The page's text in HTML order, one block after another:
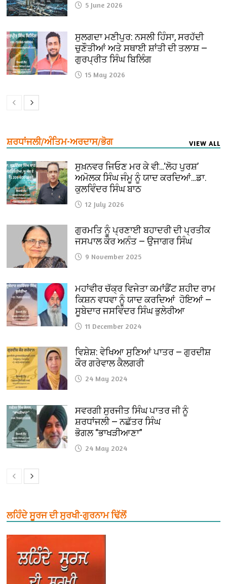
5 June 2026
ਸੁਲਗਦਾ ਮਣੀਪੁਰ: ਨਸਲੀ ਹਿੰਸਾ, ਸਰਹੱਦੀ
ਚੁਣੌਤੀਆਂ ਅਤੇ ਸਥਾਈ ਸ਼ਾਂਤੀ ਦੀ ਤਲਾਸ਼ —
ਗੁਰਪ੍ਰੀਤ ਸਿੰਘ ਬਿਲਿੰਗ
15 May 2026
ਸ਼ਰਧਾਂਜਲੀ/ਅੰਤਿਮ-ਅਰਦਾਸ/ਭੋਗ VIEW ALL
ਸੁਖ਼ਨਵਰ ਜਿਓਣ ਮਰ ਕੇ ਵੀ…‘ਲੋਹ ਪੁਰਸ਼’
ਅਮੋਲਕ ਸਿੰਘ ਜੰਮੂ ਨੂੰ ਯਾਦ ਕਰਦਿਆਂ…ਡਾ.
ਕੁਲਵਿੰਦਰ ਸਿੰਘ ਬਾਠ
12 July 2026
ਗੁਰਮਤਿ ਨੂੰ ਪ੍ਰਣਾਈ ਬਹਾਦਰੀ ਦੀ ਪ੍ਰਤੀਕ
ਜਸਪਾਲ ਕੌਰ ਅਨੰਤ — ਉਜਾਗਰ ਸਿੰਘ
9 November 2025
ਮਹਾਂਵੀਰ ਚੱਕ੍ਰ ਵਿਜੇਤਾ ਕਮਾਂਡੈਂਟ ਸ਼ਹੀਦ ਰਾਮ
ਕਿਸ਼ਨ ਵਧਵਾ ਨੂੰ ਯਾਦ ਕਰਦਿਆਂ ਹੋਇਆਂ —
ਸੂਬੇਦਾਰ ਜਸਵਿੰਦਰ ਸਿੰਘ ਭੁਲੇਰੀਆ
11 December 2024
ਵਿਸ਼ੇਸ਼: ਵੇਖਿਆ ਸੁਣਿਆਂ ਪਾਤਰ — ਗੁਰਦੀਸ਼
ਕੌਰ ਗਰੇਵਾਲ ਕੈਲਗਰੀ
24 May 2024
ਸਵਰਗੀ ਸੁਰਜੀਤ ਸਿੰਘ ਪਾਤਰ ਜੀ ਨੂੰ
ਸ਼ਰਧਾਂਜਲੀ — ਨਛੱਤਰ ਸਿੰਘ
ਭੋਗਲ “ਭਾਖੜੀਆਣਾ”
24 May 2024
ਲਹਿੰਦੇ ਸੂਰਜ ਦੀ ਸੁਰਖੀ-ਗੁਰਨਾਮ ਢਿੱਲੋਂ